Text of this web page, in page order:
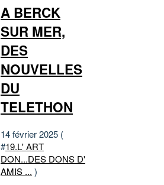
A BERCK
SUR MER,
DES
NOUVELLES
DU
TELETHON
14 février 2025 (
#19.L' ART
DON...DES DONS D'
AMIS ... )